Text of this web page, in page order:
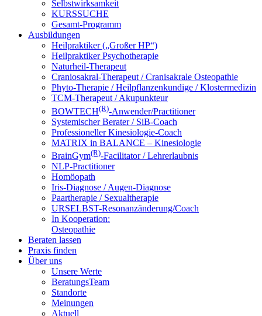
Selbstwirksamkeit
KURSSUCHE
Gesamt-Programm
Ausbildungen
Heilpraktiker („Großer HP“)
Heilpraktiker Psychotherapie
Naturheil-Therapeut
Craniosakral-Therapeut / Cranisakrale Osteopathie
Phyto-Therapie / Heilpflanzenkundige / Klostermedizin
TCM-Therapeut / Akupunkteur
BOWTECH(R)-Anwender/Practitioner
Systemischer Berater / SiB-Coach
Professioneller Kinesiologie-Coach
MATRIX in BALANCE – Kinesiologie
BrainGym(R)-Facilitator / Lehrerlaubnis
NLP-Practitioner
Homöopath
Iris-Diagnose / Augen-Diagnose
Paartherapie / Sexualtherapie
URSELBST-Resonanzänderung/Coach
In Kooperation:
Osteopathie
Beraten lassen
Praxis finden
Über uns
Unsere Werte
BeratungsTeam
Standorte
Meinungen
Aktuell